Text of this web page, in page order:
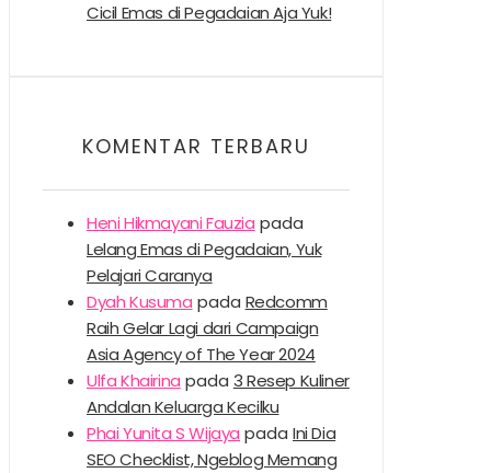
Cicil Emas di Pegadaian Aja Yuk!
KOMENTAR TERBARU
Heni Hikmayani Fauzia pada
Lelang Emas di Pegadaian, Yuk
Pelajari Caranya
Dyah Kusuma pada Redcomm
Raih Gelar Lagi dari Campaign
Asia Agency of The Year 2024
Ulfa Khairina pada 3 Resep Kuliner
Andalan Keluarga Kecilku
Phai Yunita S Wijaya pada Ini Dia
SEO Checklist, Ngeblog Memang